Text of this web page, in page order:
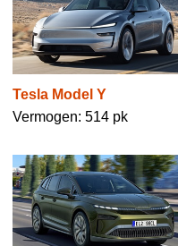
Tesla Model Y
Vermogen: 514 pk